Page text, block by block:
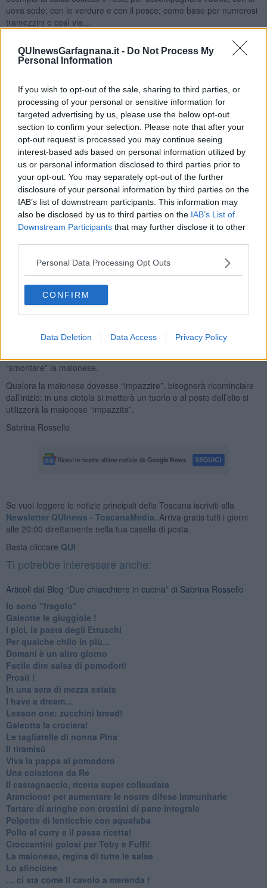
QUInewsGarfagnana.it - Do Not Process My
Personal Information
If you wish to opt-out of the sale, sharing to third parties, or
processing of your personal or sensitive information for
targeted advertising by us, please use the below opt-out
section to confirm your selection. Please note that after your
opt-out request is processed you may continue seeing
interest-based ads based on personal information utilized by
us or personal information disclosed to third parties prior to
your opt-out. You may separately opt-out of the further
disclosure of your personal information by third parties on the
IAB’s list of downstream participants. This information may
also be disclosed by us to third parties on the IAB’s List of
Downstream Participants that may further disclose it to other
Personal Data Processing Opt Outs
CONFIRM
Data Deletion Data Access Privacy Policy
uova sode; con le verdure e con il pesce; come base per numerosi
tramezzini e così via…
volta fatta, se vi dovesse avanzare, conservatela in frigo per non
più di due giorni.
SALSA MAIONESE
Ingredienti (per 4 persone)
2 tuorli
2 dl circa di olio di semi di girasole
¼ di succo di limone
sale
Preparazione
Mettere in una ciotola i tuorli completamente separati dall’albume;
utilizzate a temperatura ambiente. Con una frusta (anche elettrica)
cominciare a mescolare bene, aggiungere un pizzico di sale e
continuare a mescolare; aggiungere l’olio di semi di girasole
lentamente, a filo sottilissimo, altrimenti a gocce; volendo un sapore
più marcato si può sostituire con olio extra vergine di olivo (in
questo caso è fondamentale rallentare la velocità con il quale si
facilmente rispetto all’olio di semi). Continuare a mescolare fin
quando la salsa sarà cremosa e densa, a questo punto aggiungere
“smontare” la maionese.
Qualora la maionese dovesse “impazzire”, bisognerà ricominciare
dall’inizio: in una ciotola si metterà un tuorlo e al posto dell’olio si
utilizzerà la maionese “impazzita”.
Sabrina Rossello
Se vuoi leggere le notizie principali della Toscana iscriviti alla
Newsletter QUInews - ToscanaMedia. Arriva gratis tutti i giorni
alle 20:00 direttamente nella tua casella di posta.
Basta cliccare QUI
Ti potrebbe interessare anche:
Articoli dal Blog “Due chiacchiere in cucina” di Sabrina Rossello
Io sono "fragolo"
Galeotte le giuggiole !
I pici, la pasta degli Etruschi
Per qualche chilo in più...
Domani è un altro giorno
​Facile dire salsa di pomodori!
Prosit !
​In una sera di mezza estate
I have a dream…
​Lesson one: zucchini bread!
Galeotta la crociera!
Le tagliatelle di nonna Pina
Il tiramisù
Viva la pappa al pomodoro
Una colazione da Re
Il castagnaccio, ricetta super collaudata
​Arancione! per aumentare le nostre difese immunitarie
Tartare di aringhe con crostini di pane integrale
Polpette di lenticchie con aquafaba
​Pollo al curry e il passa ricetta!
Croccantini golosi per Toby e Fuffi!
La maionese, regina di tutte le salse
Lo sfincione
​… ci sta come il cavolo a merenda !